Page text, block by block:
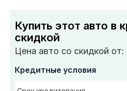
Купить этот авто в
скидкой
Цена авто со скидкой от:
Кредитные условия